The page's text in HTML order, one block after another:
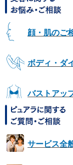
顔・肌のご
ボディ・ダ
バストアッ
サービス全